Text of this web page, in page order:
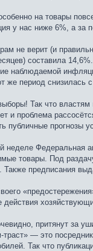
на товары
у нас ниже 6%, а за
не верит (и
составила
наблюдаемой
же период снизилась
Так что
и проблема
публичные прогнозы
неделе Федеральная
товары. Под
Также предписания
действия
притянут за
траст» — это
Так что